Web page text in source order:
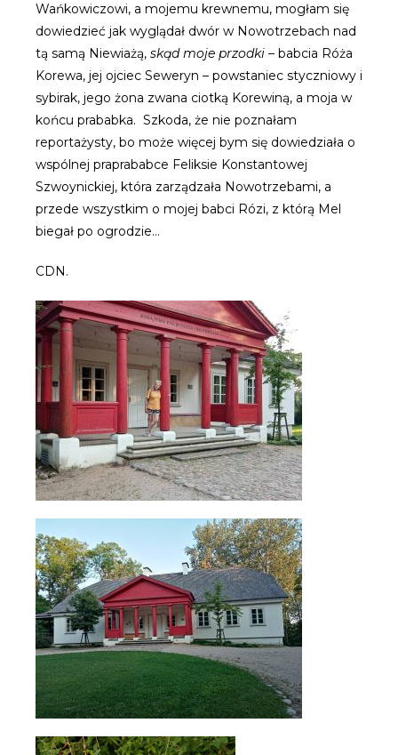
Wańkowiczowi, a mojemu krewnemu, mogłam się
dowiedzieć jak wyglądał dwór w Nowotrzebach nad
tą samą Niewiażą, skąd moje przodki – babcia Róża
Korewa, jej ojciec Seweryn – powstaniec styczniowy i
sybirak, jego żona zwana ciotką Korewiną, a moja w
końcu prababka. Szkoda, że nie poznałam
reportażysty, bo może więcej bym się dowiedziała o
wspólnej praprababce Feliksie Konstantowej
Szwoynickiej, która zarządzała Nowotrzebami, a
przede wszystkim o mojej babci Rózi, z którą Mel
biegał po ogrodzie…
CDN.